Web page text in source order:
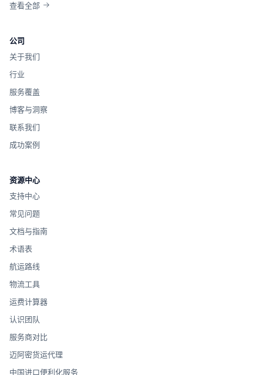
查看全部
公司
关于我们
行业
服务覆盖
博客与洞察
联系我们
成功案例
资源中心
支持中心
常见问题
文档与指南
术语表
航运路线
物流工具
运费计算器
认识团队
服务商对比
迈阿密货运代理
中国进口便利化服务